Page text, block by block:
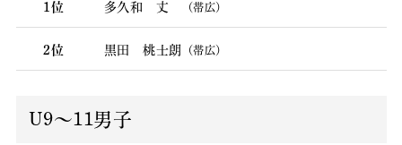
1位 多久和 丈 （帯広）
2位 黒田 桃士朗 （帯広）
U9〜11男子